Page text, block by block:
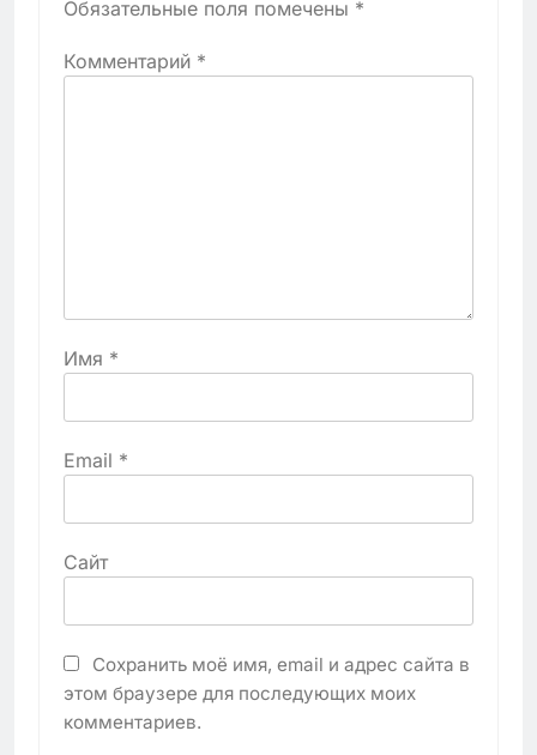
Обязательные поля помечены *
Комментарий *
Имя *
Email *
Сайт
Сохранить моё имя, email и адрес сайта в
этом браузере для последующих моих
комментариев.